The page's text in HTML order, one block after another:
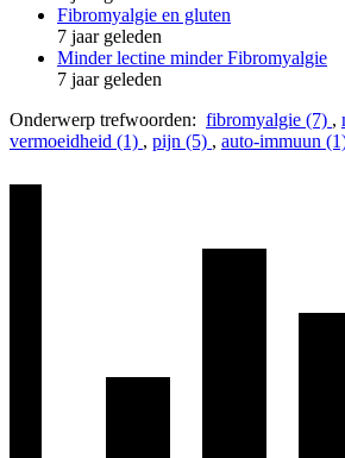
Fibromyalgie en gluten
7 jaar geleden
Minder lectine minder Fibromyalgie
7 jaar geleden
Onderwerp trefwoorden: fibromyalgie (7) ,
vermoeidheid (1) , pijn (5) , auto-immuun